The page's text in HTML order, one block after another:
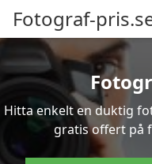
Fotograf-
Hitta enkelt en duktig
gratis offert på